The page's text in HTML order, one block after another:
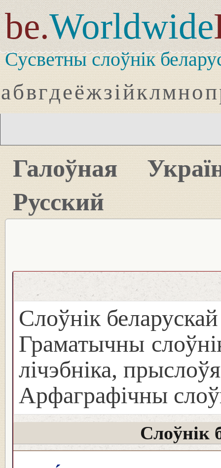
be.Worldwide
Сусветны слоўнік
абвгдеёжзійклмноп
Галоўная
Русский
Слоўнік
Граматычны
лічэбніка, прыслоўя
Арфаграфічны
Слоўнік